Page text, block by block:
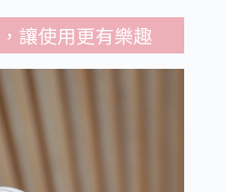
讓使用更有樂趣